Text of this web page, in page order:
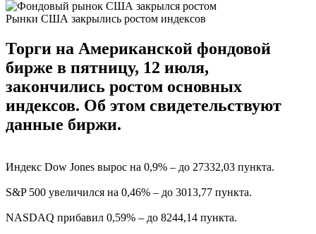
Рынки США закрылись ростом индексов
Торги на Американской фондовой
бирже в пятницу, 12 июля,
закончились ростом основных
индексов. Об этом свидетельствуют
данные биржи.
Индекс Dow Jones вырос на 0,9% – до 27332,03 пункта.
S&P 500 увеличился на 0,46% – до 3013,77 пункта.
NASDAQ прибавил 0,59% – до 8244,14 пункта.